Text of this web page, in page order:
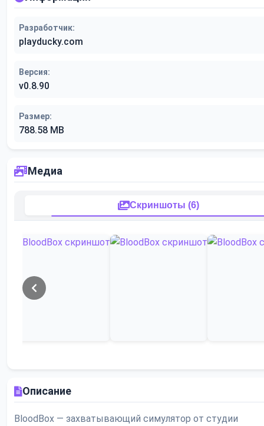
Разработчик:
playducky.com
Версия:
v0.8.90
Размер:
788.58 MB
Медиа
Скриншоты (6)
Описание
BloodBox — захватывающий симулятор от студии